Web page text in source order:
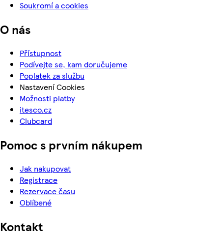
Soukromí a cookies
O nás
Přístupnost
Podívejte se, kam doručujeme
Poplatek za službu
Nastavení Cookies
Možnosti platby
itesco.cz
Clubcard
Pomoc s prvním nákupem
Jak nakupovat
Registrace
Rezervace času
Oblíbené
Kontakt